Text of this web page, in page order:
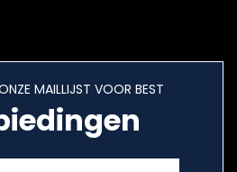
MAILLIJST VOOR BEST